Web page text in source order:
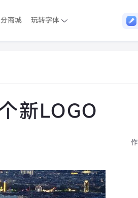
商城 玩转字体
新LOGO